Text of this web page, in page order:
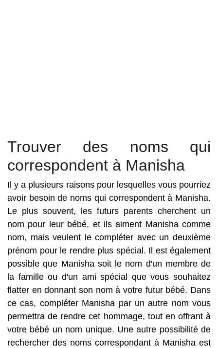
Trouver des noms qui
correspondent à Manisha
Il y a plusieurs raisons pour lesquelles vous pourriez
avoir besoin de noms qui correspondent à Manisha.
Le plus souvent, les futurs parents cherchent un
nom pour leur bébé, et ils aiment Manisha comme
nom, mais veulent le compléter avec un deuxième
prénom pour le rendre plus spécial. Il est également
possible que Manisha soit le nom d'un membre de
la famille ou d'un ami spécial que vous souhaitez
flatter en donnant son nom à votre futur bébé. Dans
ce cas, compléter Manisha par un autre nom vous
permettra de rendre cet hommage, tout en offrant à
votre bébé un nom unique. Une autre possibilité de
rechercher des noms correspondant à Manisha est